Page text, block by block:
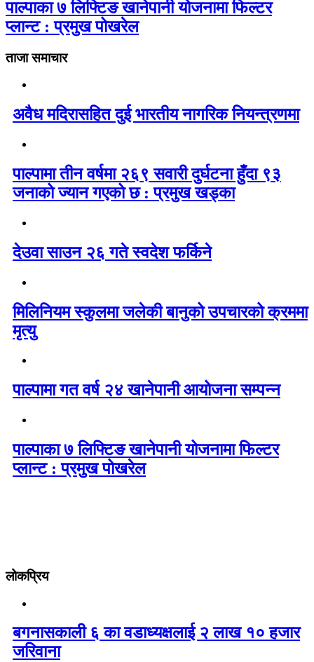
पाल्पाका ७ लिफ्टिङ खानेपानी योजनामा फिल्टर
प्लान्ट : प्रमुख पोखरेल
ताजा समाचार
अवैध मदिरासहित दुई भारतीय नागरिक नियन्त्रणमा
पाल्पामा तीन वर्षमा २६९ सवारी दुर्घटना हुँदा ९३
जनाको ज्यान गएको छ : प्रमुख खड्का
देउवा साउन २६ गते स्वदेश फर्किने
मिलिनियम स्कुलमा जलेकी बानुको उपचारको क्रममा
मृत्यु
पाल्पामा गत वर्ष २४ खानेपानी आयोजना सम्पन्न
पाल्पाका ७ लिफ्टिङ खानेपानी योजनामा फिल्टर
प्लान्ट : प्रमुख पोखरेल
लोकप्रिय
बगनासकाली ६ का वडाध्यक्षलाई २ लाख १० हजार
जरिवाना